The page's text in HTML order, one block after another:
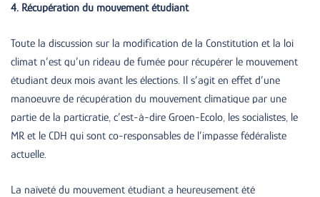
4. Récupération du mouvement étudiant
Toute la discussion sur la modification de la Constitution et la loi
climat n’est qu’un rideau de fumée pour récupérer le mouvement
étudiant deux mois avant les élections. Il s’agit en effet d’une
manoeuvre de récupération du mouvement climatique par une
partie de la particratie, c’est-à-dire Groen-Ecolo, les socialistes, le
MR et le CDH qui sont co-responsables de l’impasse fédéraliste
actuelle.
La naïveté du mouvement étudiant a heureusement été